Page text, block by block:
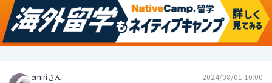
emiriさん 2024/08/01 10:00